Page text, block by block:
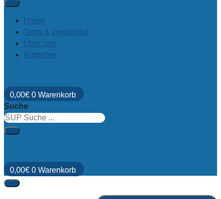
Home
Tests & Vergleiche
Über uns
Ratgeber
0,00€ 0 Warenkorb
Suche
0,00€ 0 Warenkorb